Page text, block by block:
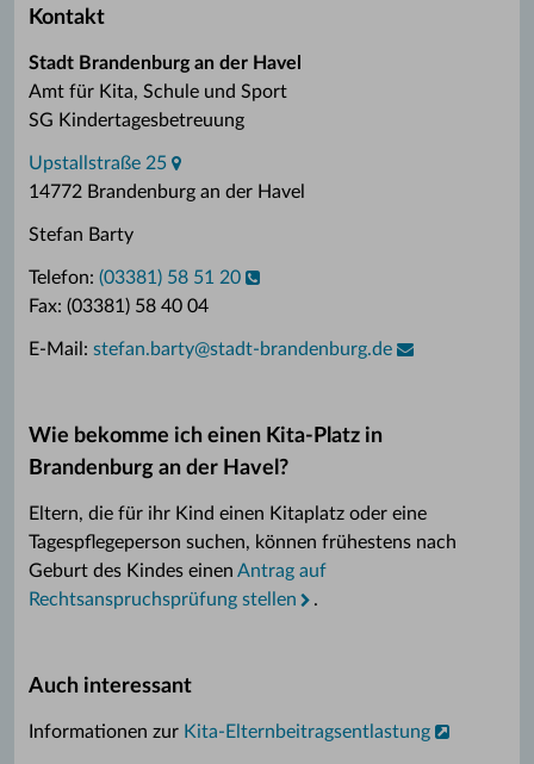
Kontakt
Stadt Brandenburg an der Havel
Amt für Kita, Schule und Sport
SG Kindertagesbetreuung
Upstallstraße 25
14772 Brandenburg an der Havel
Stefan Barty
Telefon: (03381) 58 51 20
Fax: (03381) 58 40 04
E-Mail: stefan.barty@stadt-brandenburg.de
Wie bekomme ich einen Kita-Platz in
Brandenburg an der Havel?
Eltern, die für ihr Kind einen Kitaplatz oder eine
Tagespflegeperson suchen, können frühestens nach
Geburt des Kindes einen Antrag auf
Rechtsanspruchsprüfung stellen
.
Auch interessant
Informationen zur Kita-Elternbeitragsentlastung